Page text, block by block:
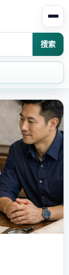
搜索